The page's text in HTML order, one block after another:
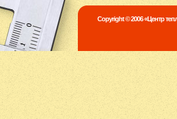
Copyright © 2006 «Центр